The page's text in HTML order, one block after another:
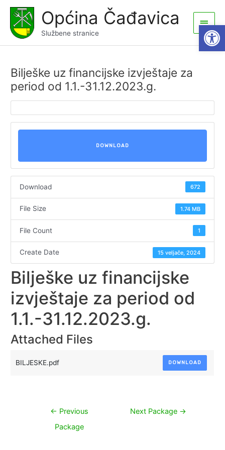
content
Općina Čađavica
Službene stranice
Main
Menu
Bilješke uz financijske izvještaje za
period od 1.1.-31.12.2023.g.
DOWNLOAD
Download 672
File Size 1.74 MB
File Count 1
Create Date 15 veljače, 2024
Bilješke uz financijske
izvještaje za period od
1.1.-31.12.2023.g.
Attached Files
BILJESKE.pdf DOWNLOAD
Navigacija
← Previous
Package
Next Package →